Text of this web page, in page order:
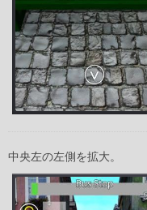
中央左の左側を拡大。